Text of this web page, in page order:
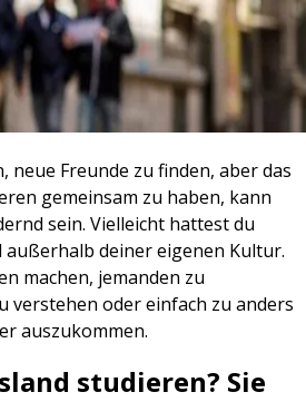
neue Freunde zu finden, aber das
gemeinsam zu haben, kann
sein. Vielleicht hattest du
außerhalb deiner eigenen Kultur.
machen, jemanden zu
verstehen oder einfach zu anders
auszukommen.
studieren? Sie